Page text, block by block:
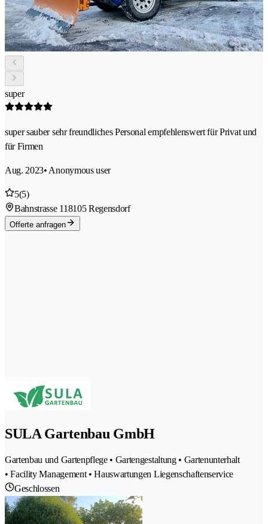
super
super sauber sehr freundliches Personal empfehlenswert für Privat und
für Firmen
Aug. 2023• Anonymous user
5(5)
Bahnstrasse 118105 Regensdorf
Offerte anfragen
SULA Gartenbau GmbH
Gartenbau und Gartenpflege • Gartengestaltung • Gartenunterhalt
• Facility Management • Hauswartungen Liegenschaftenservice
Geschlossen